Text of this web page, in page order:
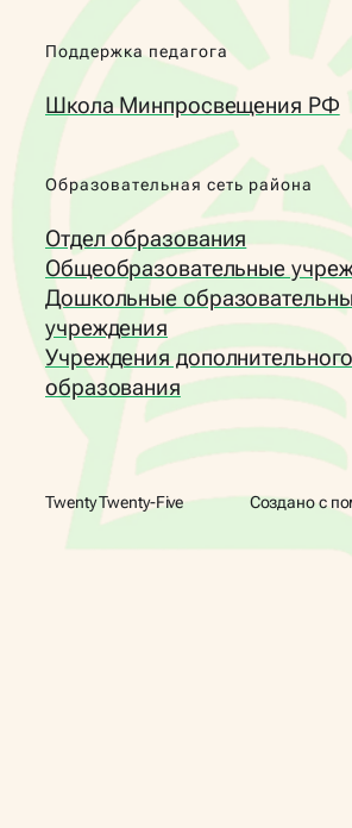
Поддержка педагога
Школа Минпросвещения РФ
Образовательная сеть района
Отдел образования
Общеобразовательные
Дошкольные
учреждения
Учреждения дополнительного
образования
Twenty Twenty-Five Создано с